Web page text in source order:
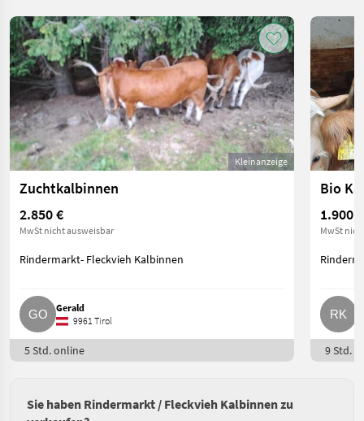
Kleinanzeige
Zuchtkalbinnen
2.850 €
MwSt nicht ausweisbar
Rindermarkt- Fleckvieh Kalbinnen
Gerald
9961 Tirol
5 Std. online
Bio
1.900 €
MwSt
9 Std.
Sie haben Rindermarkt / Fleckvieh Kalbinnen zu